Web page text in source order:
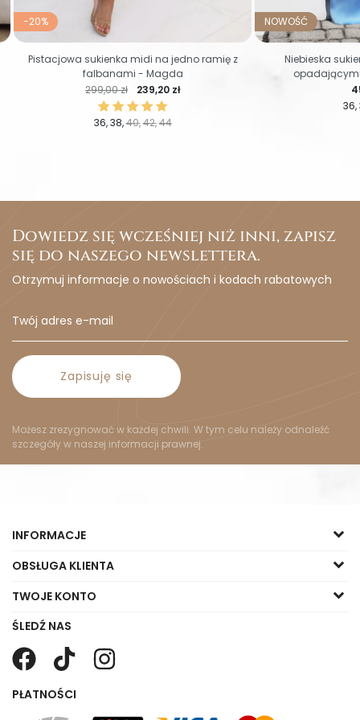
-20%
36 38 40 42 44
Cena regularna
299,00 zł Cena
239,20 zł
Pistacjowa sukienka midi na jedno ramię z
falbanami - Magda
NOWOŚĆ
36
Niebieska
Dowiedz się wcześniej niż inni, zapisz
się do naszego newslettera.
Otrzymuj informacje o nowościach i kodach rabatowych
Zapisuję się
Możesz zrezygnować w każdej chwili. W tym celu należy odnaleźć
szczegóły w naszej informacji prawnej.
INFORMACJE
OBSŁUGA KLIENTA
TWOJE KONTO
ŚLEDŹ NAS
PŁATNOŚCI